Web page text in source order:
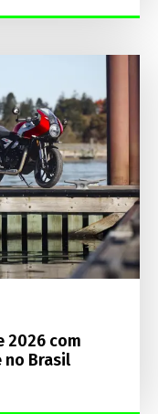
2026 com
Brasil